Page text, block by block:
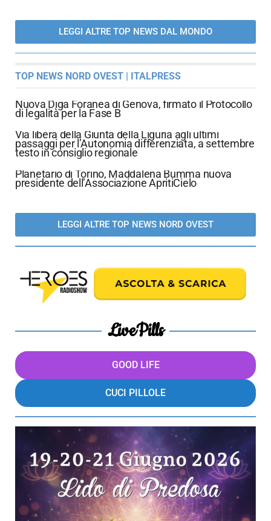
LEGGI ALTRE TOP NEWS DAL MONDO
TOP NEWS NORD OVEST | ITALPRESS
Nuova Diga Foranea di Genova, firmato il Protocollo
di legalità per la Fase B
Via libera della Giunta della Liguria agli ultimi
passaggi per l’Autonomia differenziata, a settembre
testo in consiglio regionale
Planetario di Torino, Maddalena Bumma nuova
presidente dell’Associazione ApritiCielo
LEGGI ALTRE TOP NEWS NORD OVEST
LivePills
GOOD LIFE
CUCI PILLOLE